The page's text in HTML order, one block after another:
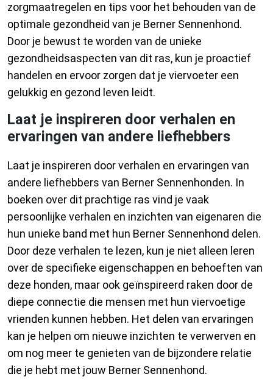
zorgmaatregelen en tips voor het behouden van de
optimale gezondheid van je Berner Sennenhond.
Door je bewust te worden van de unieke
gezondheidsaspecten van dit ras, kun je proactief
handelen en ervoor zorgen dat je viervoeter een
gelukkig en gezond leven leidt.
Laat je inspireren door verhalen en
ervaringen van andere liefhebbers
Laat je inspireren door verhalen en ervaringen van
andere liefhebbers van Berner Sennenhonden. In
boeken over dit prachtige ras vind je vaak
persoonlijke verhalen en inzichten van eigenaren die
hun unieke band met hun Berner Sennenhond delen.
Door deze verhalen te lezen, kun je niet alleen leren
over de specifieke eigenschappen en behoeften van
deze honden, maar ook geïnspireerd raken door de
diepe connectie die mensen met hun viervoetige
vrienden kunnen hebben. Het delen van ervaringen
kan je helpen om nieuwe inzichten te verwerven en
om nog meer te genieten van de bijzondere relatie
die je hebt met jouw Berner Sennenhond.